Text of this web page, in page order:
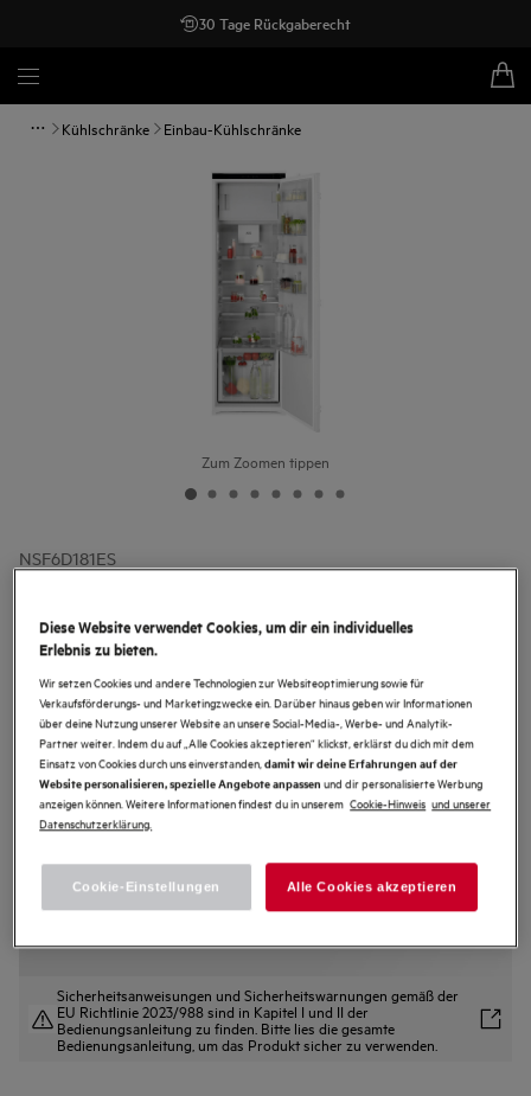
30 Tage Rückgaberecht
Kühlschränke Einbau-Kühlschränke
Zum Zoomen tippen
NSF6D181ES
Sterne-Gefrierfach / 285 L /
Schlepptür
4.3 (7)
Produktdatenblatt
Vorteile
DynamicAir: Für gleichmäßige Kälteverteilung
360° Cooling: Optimierte Luftzirkulation. Hält Lebensmittel länger frisch.
Die Innenauskleidung besteht aus 70 % recyceltem Kunststoff.
Sicherheitsanweisungen und Sicherheitswarnungen gemäß der
EU Richtlinie 2023/988 sind in Kapitel I und II der
Bedienungsanleitung zu finden. Bitte lies die gesamte
Bedienungsanleitung, um das Produkt sicher zu verwenden.
Diese Website verwendet Cookies, um dir ein individuelles
Erlebnis zu bieten.
Wir setzen Cookies und andere Technologien zur Websiteoptimierung sowie für
Verkaufsförderungs- und Marketingzwecke ein. Darüber hinaus geben wir Informationen
über deine Nutzung unserer Website an unsere Social-Media-, Werbe- und Analytik-
Partner weiter. Indem du auf „Alle Cookies akzeptieren“ klickst, erklärst du dich mit dem
Einsatz von Cookies durch uns einverstanden,damit wir deine Erfahrungen auf der
Website personalisieren, spezielle Angebote anpassen und dir personalisierte Werbung
anzeigen können. Weitere Informationen findest du in unserem Cookie-Hinweis und unserer
Datenschutzerklärung.
Cookie-Einstellungen Alle Cookies akzeptieren